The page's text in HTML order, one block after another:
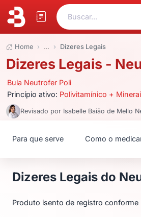
Buscar...
Home … Dizeres Legais
Dizeres Legais -
Bula Neutrofer Poli
Princípio ativo: Polivitamínico +
Revisado por Isabelle Baião de Mello
Para que serve Como o
Dizeres Legais do
Produto isento de registro conforme